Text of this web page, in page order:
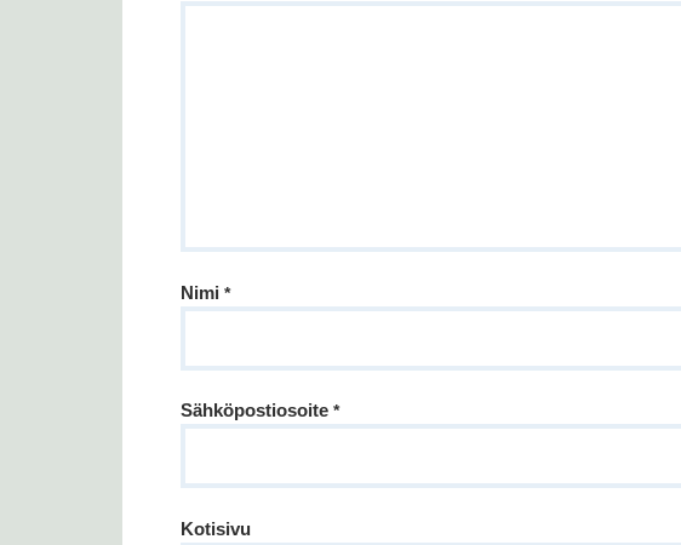
Nimi*
Sähköpostiosoite*
Kotisivu